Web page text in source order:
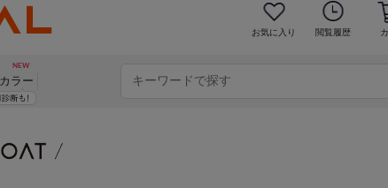
お気に入り 閲覧履歴
カラー